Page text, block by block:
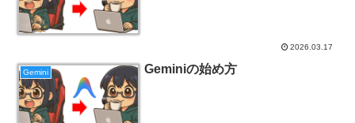
2026.03.17
Gemini Geminiの始め方